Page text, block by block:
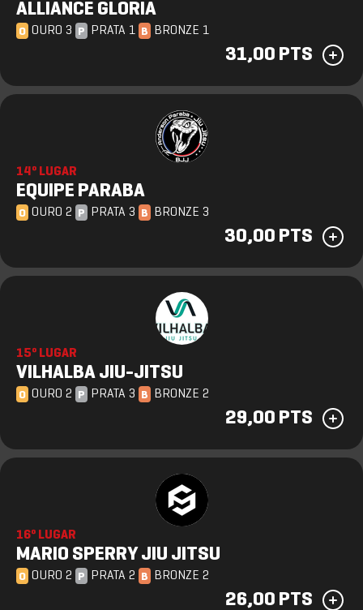
ALLIANCE GLORIA
O OURO 3 P PRATA 1 B BRONZE 1
31,00 PTS
14º LUGAR
EQUIPE PARABA
O OURO 2 P PRATA 3 B BRONZE 3
30,00 PTS
15º LUGAR
VILHALBA JIU-JITSU
O OURO 2 P PRATA 3 B BRONZE 2
29,00 PTS
16º LUGAR
MARIO SPERRY JIU JITSU
O OURO 2 P PRATA 2 B BRONZE 2
26,00 PTS